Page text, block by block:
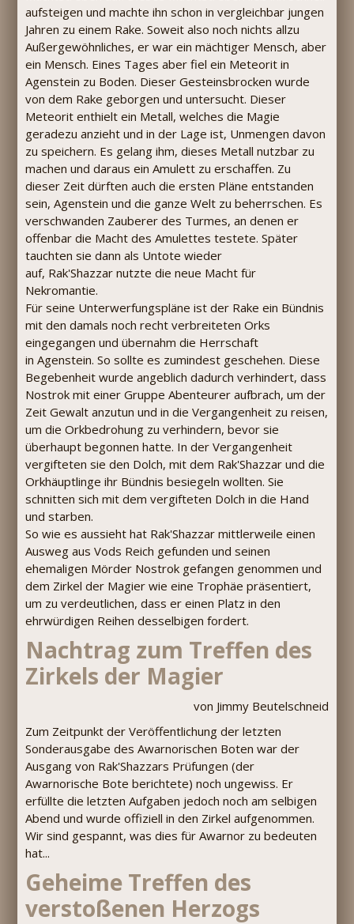
aufsteigen und machte ihn schon in vergleichbar jungen
Jahren zu einem Rake. Soweit also noch nichts allzu
Außergewöhnliches, er war ein mächtiger Mensch, aber
ein Mensch. Eines Tages aber fiel ein Meteorit in
Agenstein zu Boden. Dieser Gesteinsbrocken wurde
von dem Rake geborgen und untersucht. Dieser
Meteorit enthielt ein Metall, welches die Magie
geradezu anzieht und in der Lage ist, Unmengen davon
zu speichern. Es gelang ihm, dieses Metall nutzbar zu
machen und daraus ein Amulett zu erschaffen. Zu
dieser Zeit dürften auch die ersten Pläne entstanden
sein, Agenstein und die ganze Welt zu beherrschen. Es
verschwanden Zauberer des Turmes, an denen er
offenbar die Macht des Amulettes testete. Später
tauchten sie dann als Untote wieder
auf, Rak'Shazzar nutzte die neue Macht für
Nekromantie.
Für seine Unterwerfungspläne ist der Rake ein Bündnis
mit den damals noch recht verbreiteten Orks
eingegangen und übernahm die Herrschaft
in Agenstein. So sollte es zumindest geschehen. Diese
Begebenheit wurde angeblich dadurch verhindert, dass
Nostrok mit einer Gruppe Abenteurer aufbrach, um der
Zeit Gewalt anzutun und in die Vergangenheit zu reisen,
um die Orkbedrohung zu verhindern, bevor sie
überhaupt begonnen hatte. In der Vergangenheit
vergifteten sie den Dolch, mit dem Rak'Shazzar und die
Orkhäuptlinge ihr Bündnis besiegeln wollten. Sie
schnitten sich mit dem vergifteten Dolch in die Hand
und starben.
So wie es aussieht hat Rak'Shazzar mittlerweile einen
Ausweg aus Vods Reich gefunden und seinen
ehemaligen Mörder Nostrok gefangen genommen und
dem Zirkel der Magier wie eine Trophäe präsentiert,
um zu verdeutlichen, dass er einen Platz in den
ehrwürdigen Reihen desselbigen fordert.
Nachtrag zum Treffen des
Zirkels der Magier
von Jimmy Beutelschneid
Zum Zeitpunkt der Veröffentlichung der letzten
Sonderausgabe des Awarnorischen Boten war der
Ausgang von Rak'Shazzars Prüfungen (der
Awarnorische Bote berichtete) noch ungewiss. Er
erfüllte die letzten Aufgaben jedoch noch am selbigen
Abend und wurde offiziell in den Zirkel aufgenommen.
Wir sind gespannt, was dies für Awarnor zu bedeuten
hat...
Geheime Treffen des
verstoßenen Herzogs